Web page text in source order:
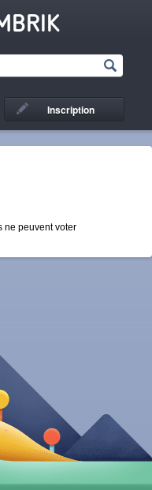
Inscription
ne peuvent voter